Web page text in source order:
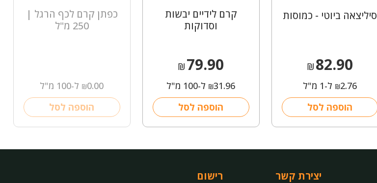
סיליצאה ביוטי - כמוסות
₪82.90
₪2.76 ל-1 מ"ל
הוספה לסל
קרם לידיים יבשות
וסדוקות
₪79.90
₪31.96 ל-100 מ"ל
הוספה לסל
כפתן קרם לכף הרגל |
250 מ"ל
₪0.00 ל-100 מ"ל
הוספה לסל
יצירת קשר
רישום